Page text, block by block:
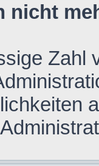
nicht
Zahl